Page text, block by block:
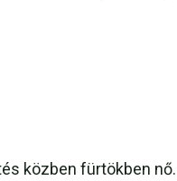
közben fürtökben